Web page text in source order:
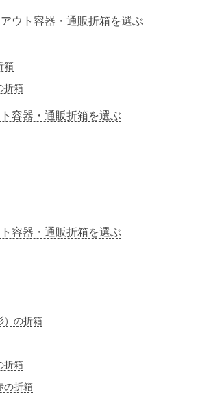
ウト容器・通販折箱を選ぶ
箱
折箱
容器・通販折箱を選ぶ
容器・通販折箱を選ぶ
）の折箱
折箱
の折箱